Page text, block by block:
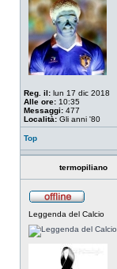
Reg. il: lun 17 dic 2018
Alle ore: 10:35
Messaggi: 477
Località: Gli anni '80
Top
termopiliano
Leggenda del Calcio